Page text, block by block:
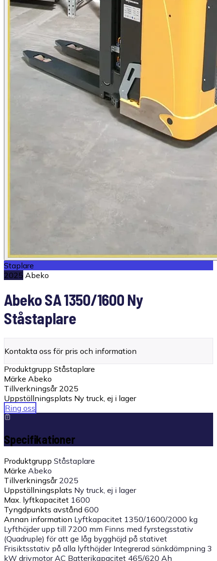
Staplare
2025 Abeko
Abeko SA 1350/1600 Ny
Ståstaplare
Kontakta oss för pris och information
Produktgrupp Ståstaplare
Märke Abeko
Tillverkningsår 2025
Uppställningsplats Ny truck, ej i lager
Ring oss
Specifikationer
Produktgrupp Ståstaplare
Märke Abeko
Tillverkningsår 2025
Uppställningsplats Ny truck, ej i lager
Max. lyftkapacitet 1600
Tyngdpunkts avstånd 600
Annan information Lyftkapacitet 1350/1600/2000 kg
Lyfthöjder upp till 7200 mm Finns med fyrstegsstativ
(Quadruple) för att ge låg bygghöjd på stativet
Frisiktsstativ på alla lyfthöjder Integrerad sänkdämpning 3
kW drivmotor AC Batterikapacitet 465/620 Ah